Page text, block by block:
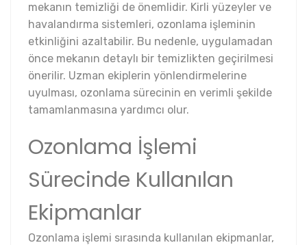
mekanın temizliği de önemlidir. Kirli yüzeyler ve
havalandırma sistemleri, ozonlama işleminin
etkinliğini azaltabilir. Bu nedenle, uygulamadan
önce mekanın detaylı bir temizlikten geçirilmesi
önerilir. Uzman ekiplerin yönlendirmelerine
uyulması, ozonlama sürecinin en verimli şekilde
tamamlanmasına yardımcı olur.
Ozonlama İşlemi
Sürecinde Kullanılan
Ekipmanlar
Ozonlama işlemi sırasında kullanılan ekipmanlar,